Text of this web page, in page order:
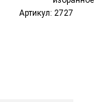
Артикул: 2727